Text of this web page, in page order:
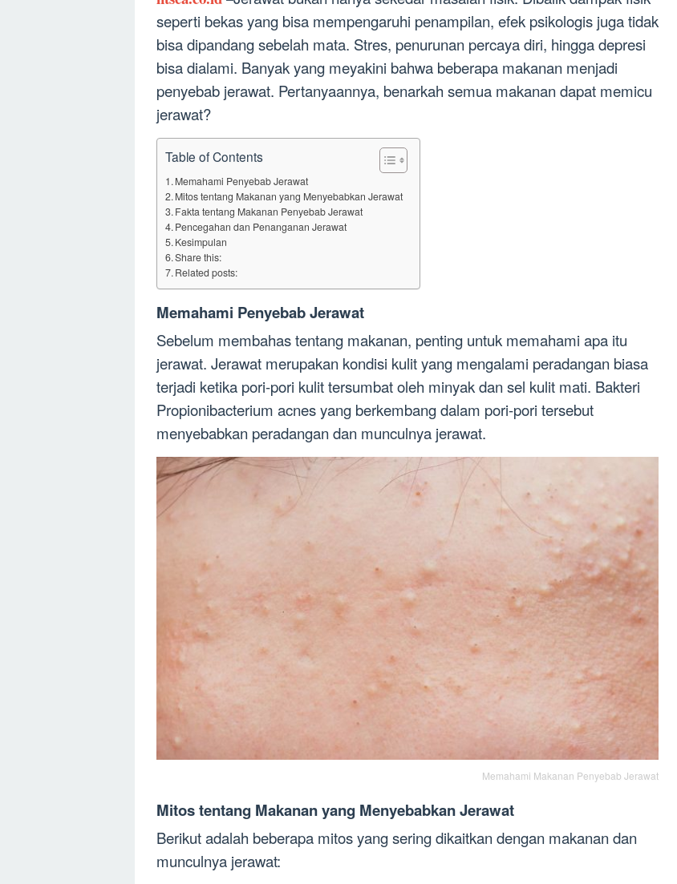
seperti bekas yang bisa mempengaruhi penampilan, efek psikologis juga tidak
bisa dipandang sebelah mata. Stres, penurunan percaya diri, hingga depresi
bisa dialami. Banyak yang meyakini bahwa beberapa makanan menjadi
penyebab jerawat. Pertanyaannya, benarkah semua makanan dapat memicu
jerawat?
Table of Contents
Memahami Penyebab Jerawat
Mitos tentang Makanan yang Menyebabkan Jerawat
Fakta tentang Makanan Penyebab Jerawat
Pencegahan dan Penanganan Jerawat
Kesimpulan
Share this:
Related posts:
Memahami Penyebab Jerawat
Sebelum membahas tentang makanan, penting untuk memahami apa itu
jerawat. Jerawat merupakan kondisi kulit yang mengalami peradangan biasa
terjadi ketika pori-pori kulit tersumbat oleh minyak dan sel kulit mati. Bakteri
Propionibacterium acnes yang berkembang dalam pori-pori tersebut
menyebabkan peradangan dan munculnya jerawat.
Memahami Makanan Penyebab Jerawat
Mitos tentang Makanan yang Menyebabkan Jerawat
Berikut adalah beberapa mitos yang sering dikaitkan dengan makanan dan
munculnya jerawat: